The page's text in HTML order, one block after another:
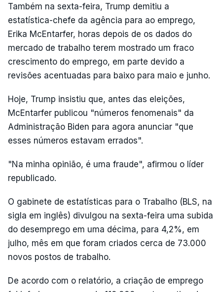
Também na sexta-feira, Trump demitiu a
estatística-chefe da agência para ao emprego,
Erika McEntarfer, horas depois de os dados do
mercado de trabalho terem mostrado um fraco
crescimento do emprego, em parte devido a
revisões acentuadas para baixo para maio e junho.
Hoje, Trump insistiu que, antes das eleições,
McEntarfer publicou "números fenomenais" da
Administração Biden para agora anunciar "que
esses números estavam errados".
"Na minha opinião, é uma fraude", afirmou o líder
republicado.
O gabinete de estatísticas para o Trabalho (BLS, na
sigla em inglês) divulgou na sexta-feira uma subida
do desemprego em uma décima, para 4,2%, em
julho, mês em que foram criados cerca de 73.000
novos postos de trabalho.
De acordo com o relatório, a criação de emprego